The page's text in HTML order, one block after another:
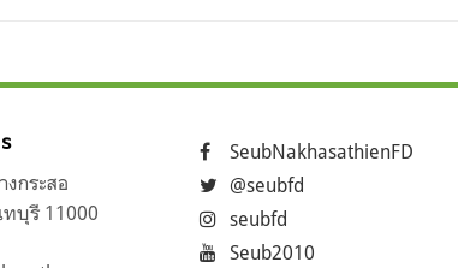
กระสอ
บุรี 11000
SeubNakhasathienFD
@seubfd
seubfd
Seub2010